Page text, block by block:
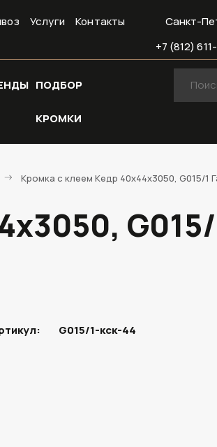
Услуги Контакты
Санкт-
+7 (812)
ПОДБОР
КРОМКИ
Кромка с клеем Кедр 40х44х3050, G015/1
G015/
G015/1-кск-44